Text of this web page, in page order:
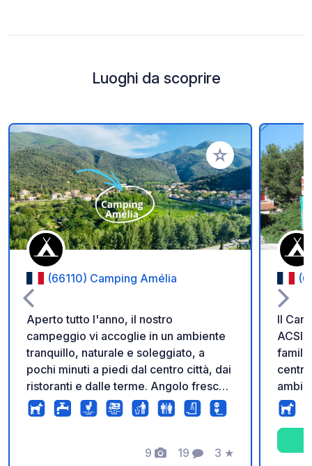
Luoghi da scoprire
Aggiungi ai tuoi
(66110) Camping Amélia
Aperto tutto l'anno, il nostro
campeggio vi accoglie in un ambiente
tranquillo, naturale e soleggiato, a
pochi minuti a piedi dal centro città, dai
ristoranti e dalle terme. Angolo fresco:
per le giornate più calde, è disponibile
un'area ombreggiata con sistemi di
9
Foto
19
Commenti
3
Valutazione
★
Il
ACSI,
pochi
dopo